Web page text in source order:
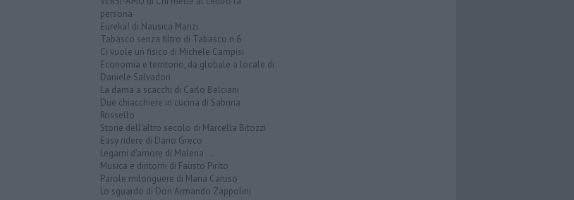
persona
Eureka! di Nausica Manzi
Tabasco senza filtro di Tabasco n.6
Ci vuole un fisico di Michele Campisi
Economia e territorio, da globale a locale di
Daniele Salvadori
La dama a scacchi di Carlo Belciani
Due chiacchiere in cucina di Sabrina
Rossello
Storie dell'altro secolo di Marcella Bitozzi
Easy ridere di Dario Greco
Legami d'amore di Malena ...
Musica e dintorni di Fausto Pirìto
Parole milonguere di Maria Caruso
Lo sguardo di Don Armando Zappolini